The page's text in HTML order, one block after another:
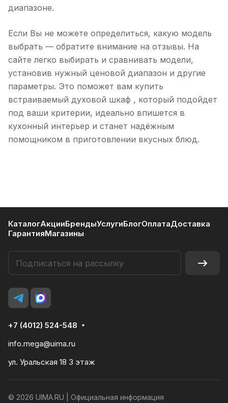
диапазоне.
Если Вы не можете определиться, какую модель
выбрать — обратите внимание на отзывы. На
сайте легко выбирать и сравнивать модели,
установив нужный ценовой диапазон и другие
параметры. Это поможет вам купить
встраиваемый духовой шкаф , который подойдет
под ваши критерии, идеально впишется в
кухонный интерьер и станет надёжным
помощником в приготовлении вкусных блюд.
КаталогАкцииБрендыУслугиБлогОплатаДоставка
ГарантияМагазины
+7 (4012) 524-548
info.mega@uima.ru
ул. Уральская 18 3 этаж
© 2026 UIMA.RU | Официальная информация